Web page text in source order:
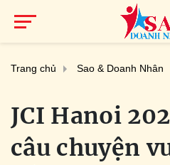
Trang chủ Sao & Doanh Nhân
JCI Hanoi
câu chuyện